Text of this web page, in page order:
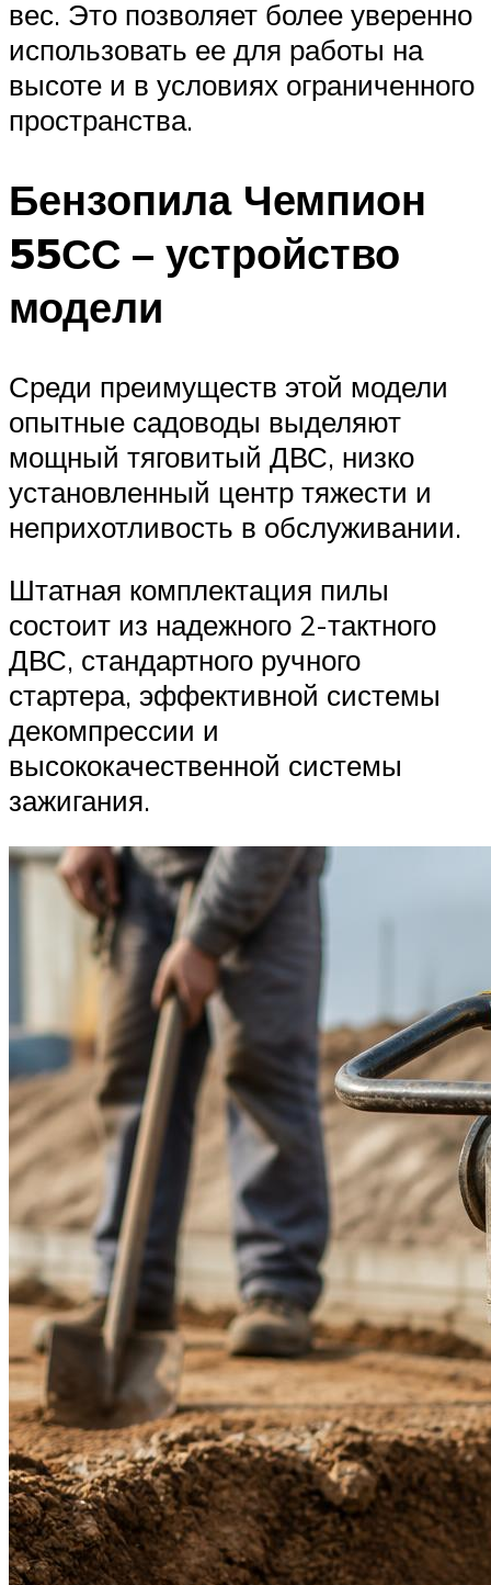
вес. Это позволяет более уверенно
использовать ее для работы на
высоте и в условиях ограниченного
пространства.
Бензопила Чемпион
55СС – устройство
модели
Среди преимуществ этой модели
опытные садоводы выделяют
мощный тяговитый ДВС, низко
установленный центр тяжести и
неприхотливость в обслуживании.
Штатная комплектация пилы
состоит из надежного 2-тактного
ДВС, стандартного ручного
стартера, эффективной системы
декомпрессии и
высококачественной системы
зажигания.